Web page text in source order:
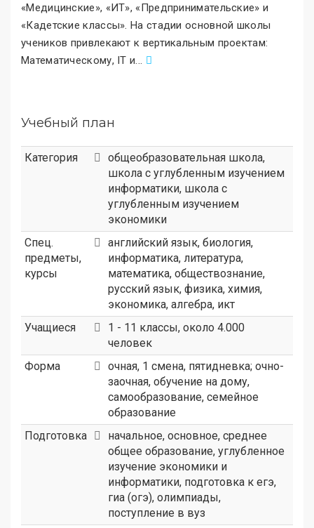
«Медицинские», «ИТ», «Предпринимательские» и
«Кадетские классы». На стадии основной школы
учеников привлекают к вертикальным проектам:
Математическому, IT и...
Учебный план
Категория общеобразовательная школа,
школа с углубленным изучением
информатики, школа с
углубленным изучением
экономики
Спец.
предметы,
курсы
английский язык, биология,
информатика, литература,
математика, обществознание,
русский язык, физика, химия,
экономика, алгебра, икт
Учащиеся
1 - 11 классы, около 4.000
человек
Форма
очная, 1 смена, пятидневка; очно-
заочная, обучение на дому,
самообразование, семейное
образование
Подготовка
начальное, основное, среднее
общее образование, углубленное
изучение экономики и
информатики, подготовка к егэ,
гиа (огэ), олимпиады,
поступление в вуз